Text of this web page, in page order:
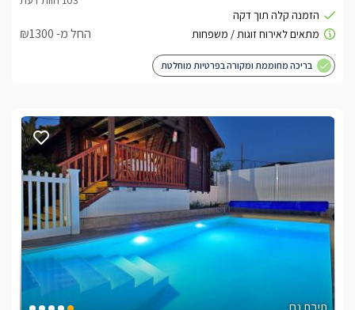
החל מ- ₪1300
בריכה מחוממת ומקורה בפרטיות מוחלטת